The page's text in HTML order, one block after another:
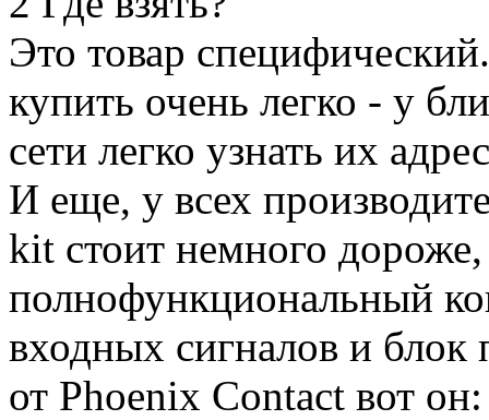
Это товар
купить очень легко - у
сети легко узнать их
И еще, у всех
kit стоит немного
полнофункциональный
входных сигналов и
от Phoenix Contact вот он: